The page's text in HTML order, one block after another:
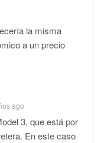
la misma
a un precio
ago
3, que está por
En este caso